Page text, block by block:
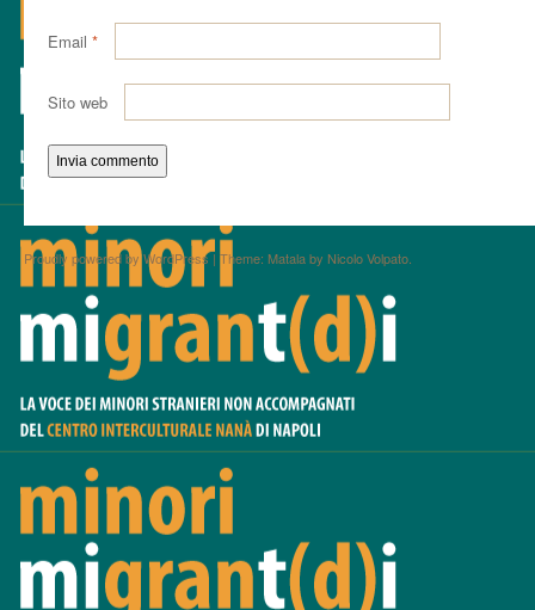
Email *
Sito web
Proudly powered by WordPress| Theme: Matala by Nicolo Volpato